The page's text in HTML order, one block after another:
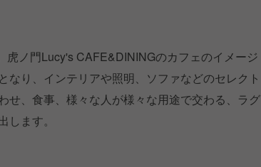
ノ門Lucy's CAFE&DININGのカフェのイメージ
なり、インテリアや照明、ソファなどのセレクト
せ、食事、様々な人が様々な用途で交わる、ラグ
ます。